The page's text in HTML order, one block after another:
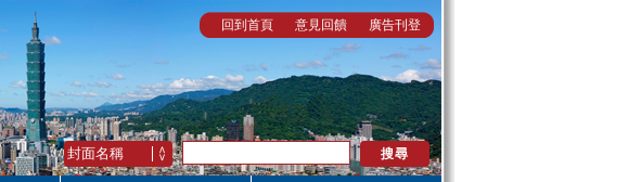
回到首頁 意見回饋 廣告刊登